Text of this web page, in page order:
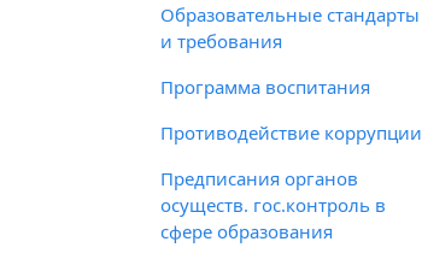
Образовательные стандарты
и требования
Программа воспитания
Противодействие коррупции
Предписания органов
осуществ. гос.контроль в
сфере образования